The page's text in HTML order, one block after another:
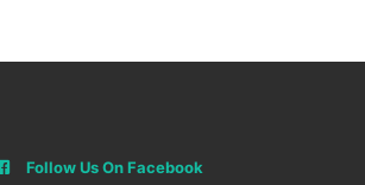
Follow Us On Facebook